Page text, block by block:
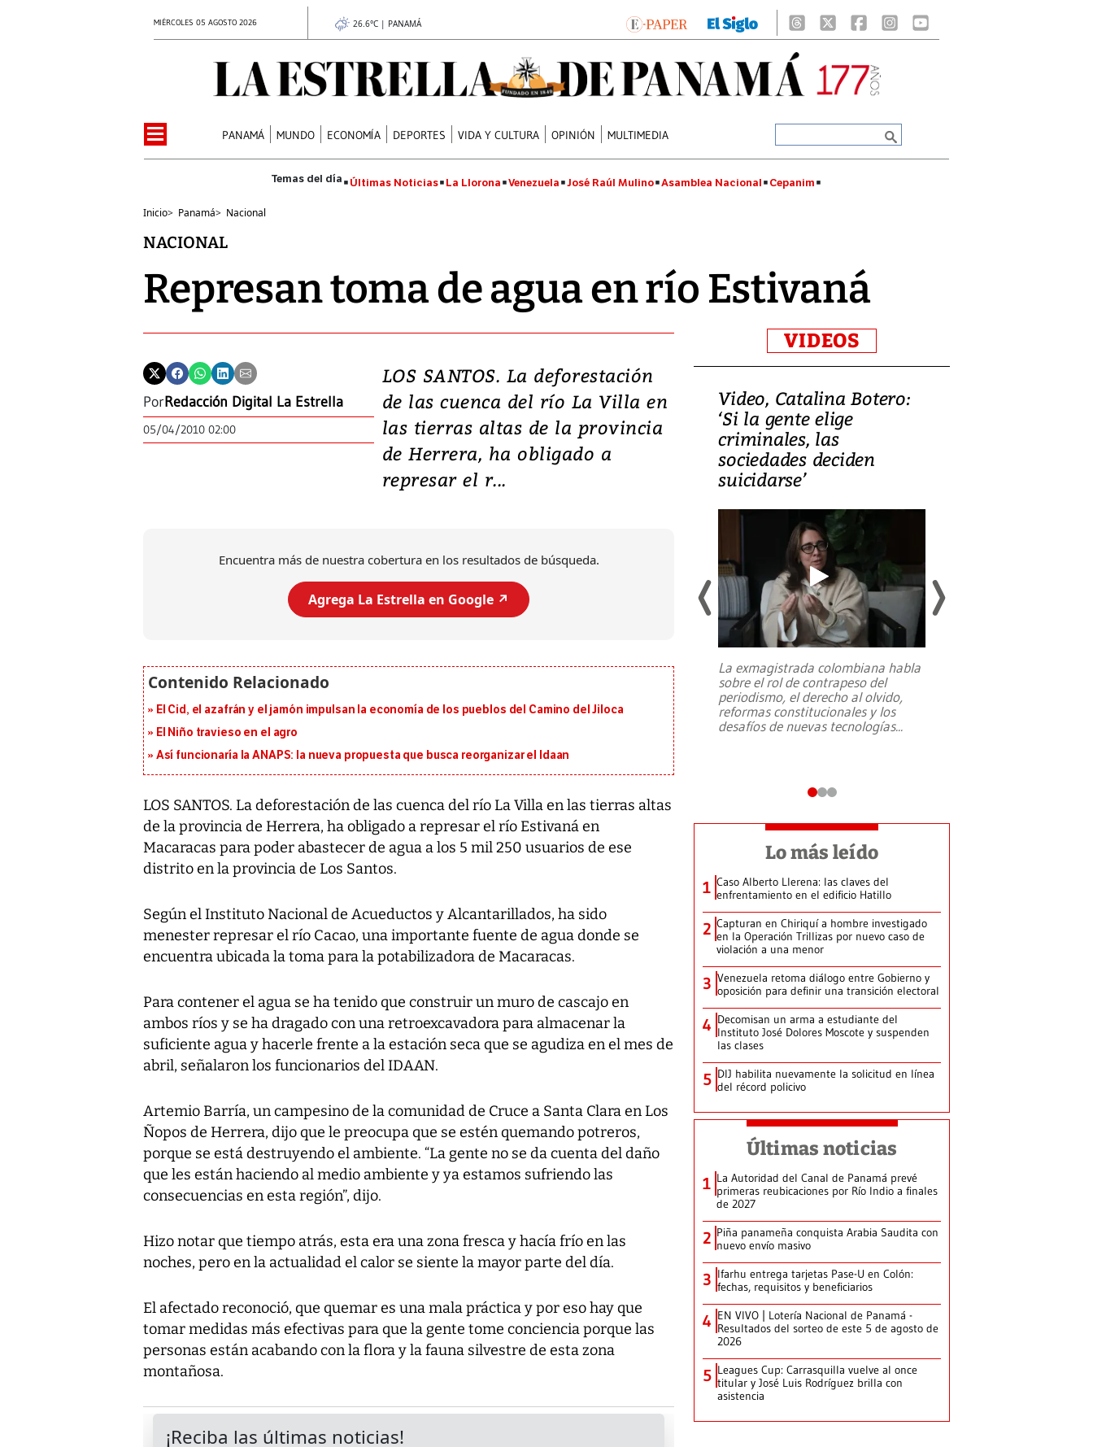
MIÉRCOLES 05 AGOSTO 2026 26.6°C | PANAMÁ
PANAMÁ MUNDO ECONOMÍA DEPORTES VIDA Y CULTURA OPINIÓN MULTIMEDIA
Últimas Noticias La Llorona Venezuela José Raúl Mulino Asamblea Nacional Cepanim
Inicio> Panamá> Nacional
NACIONAL
Represan toma de agua en río Estivaná
PorRedacción Digital La Estrella
05/04/2010 02:00
LOS SANTOS. La deforestación
de las cuenca del río La Villa en
las tierras altas de la provincia
de Herrera, ha obligado a
represar el r...
Encuentra más de nuestra cobertura en los resultados de búsqueda.
Agrega La Estrella en Google ↗️
El Cid, el azafrán y el jamón impulsan la economía de los pueblos del Camino del Jiloca
El Niño travieso en el agro
Así funcionaría la ANAPS: la nueva propuesta que busca reorganizar el Idaan
LOS SANTOS. La deforestación de las cuenca del río La Villa en las tierras altas
de la provincia de Herrera, ha obligado a represar el río Estivaná en
Macaracas para poder abastecer de agua a los 5 mil 250 usuarios de ese
distrito en la provincia de Los Santos.
Según el Instituto Nacional de Acueductos y Alcantarillados, ha sido
menester represar el río Cacao, una importante fuente de agua donde se
encuentra ubicada la toma para la potabilizadora de Macaracas.
Para contener el agua se ha tenido que construir un muro de cascajo en
ambos ríos y se ha dragado con una retroexcavadora para almacenar la
suficiente agua y hacerle frente a la estación seca que se agudiza en el mes de
abril, señalaron los funcionarios del IDAAN.
Artemio Barría, un campesino de la comunidad de Cruce a Santa Clara en Los
Ñopos de Herrera, dijo que le preocupa que se estén quemando potreros,
porque se está destruyendo el ambiente. “La gente no se da cuenta del daño
que les están haciendo al medio ambiente y ya estamos sufriendo las
consecuencias en esta región”, dijo.
Hizo notar que tiempo atrás, esta era una zona fresca y hacía frío en las
noches, pero en la actualidad el calor se siente la mayor parte del día.
El afectado reconoció, que quemar es una mala práctica y por eso hay que
tomar medidas más efectivas para que la gente tome conciencia porque las
personas están acabando con la flora y la fauna silvestre de esta zona
montañosa.
VIDEOS
Video, Japón: Terremoto
deja heridos y graves
daños en Kumamoto
al sur de Japón, provocando una
Video, Catalina Botero:
‘Si la gente elige
criminales, las
sociedades deciden
suicidarse’
La exmagistrada colombiana habla
sobre el rol de contrapeso del
periodismo, el derecho al olvido,
reformas constitucionales y los
desafíos de nuevas tecnologías...
Lo más leído
1 Caso Alberto Llerena: las claves del
enfrentamiento en el edificio Hatillo
2 Capturan en Chiriquí a hombre investigado
en la Operación Trillizas por nuevo caso de
violación a una menor
3 Venezuela retoma diálogo entre Gobierno y
oposición para definir una transición electoral
4 Decomisan un arma a estudiante del
Instituto José Dolores Moscote y suspenden
las clases
5 DIJ habilita nuevamente la solicitud en línea
del récord policivo
Últimas noticias
1 La Autoridad del Canal de Panamá prevé
primeras reubicaciones por Río Indio a finales
de 2027
2 Piña panameña conquista Arabia Saudita con
nuevo envío masivo
3 Ifarhu entrega tarjetas Pase-U en Colón:
fechas, requisitos y beneficiarios
4 EN VIVO | Lotería Nacional de Panamá -
Resultados del sorteo de este 5 de agosto de
2026
5 Leagues Cup: Carrasquilla vuelve al once
titular y José Luis Rodríguez brilla con
asistencia